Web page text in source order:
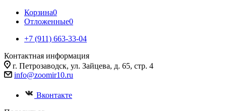
Корзина0
Отложенные0
+7 (911) 663-33-04
Контактная информация
г. Петрозаводск, ул. Зайцева, д. 65, стр. 4
info@zoomir10.ru
Вконтакте